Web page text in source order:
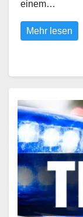
einem…
Mehr lesen